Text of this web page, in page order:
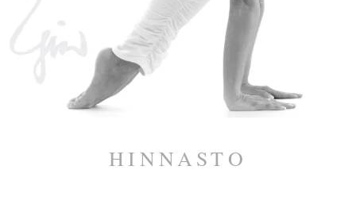
kokonaisvaltaiseen
kehonhuoltoon
erikoistunut
jooga-
HINNASTO